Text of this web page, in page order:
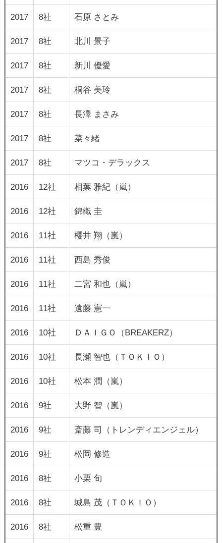
2017 8社 石原 さとみ
2017 8社 北川 景子
2017 8社 新川 優愛
2017 8社 桐谷 美玲
2017 8社 長澤 まさみ
2017 8社 菜々緒
2017 8社 マツコ・デラックス
2016 12社 相葉 雅紀（嵐）
2016 12社 錦織 圭
2016 11社 櫻井 翔（嵐）
2016 11社 西島 秀俊
2016 11社 二宮 和也（嵐）
2016 11社 遠藤 憲一
2016 10社 ＤＡＩＧＯ（BREAKERZ）
2016 10社 長瀬 智也（ＴＯＫＩＯ）
2016 10社 松本 潤（嵐）
2016 9社 大野 智（嵐）
2016 9社 斎藤 司（トレンディエンジェル）
2016 9社 松岡 修造
2016 8社 小栗 旬
2016 8社 城島 茂（ＴＯＫＩＯ）
2016 8社 松重 豊